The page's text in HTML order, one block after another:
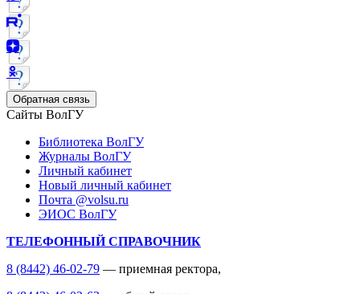
Обратная связь
Сайты ВолГУ
Библиотека ВолГУ
Журналы ВолГУ
Личный кабинет
Новый личный кабинет
Почта @volsu.ru
ЭИОС ВолГУ
ТЕЛЕФОННЫЙ СПРАВОЧНИК
8 (8442) 46-02-79 — приемная ректора,